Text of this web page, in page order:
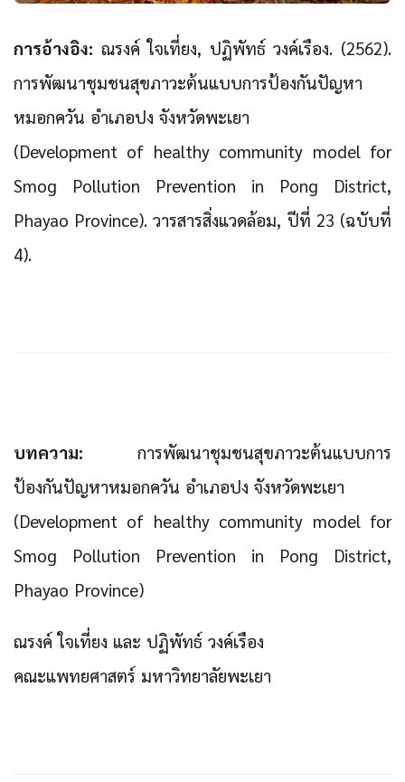
การอ้างอิง: ณรงค์ ใจเที่ยง, ปฏิพัทธ์ วงค์เรือง. (2562).
การพัฒนาชุมชนสุขภาวะต้นแบบการป้องกันปัญหา
หมอกควัน อำเภอปง จังหวัดพะเยา
(Development of healthy community model for
Smog Pollution Prevention in Pong District,
Phayao Province). วารสารสิ่งแวดล้อม, ปีที่ 23 (ฉบับที่
4).
บทความ:
การพัฒนาชุมชนสุขภาวะต้นแบบการ
ป้องกันปัญหาหมอกควัน อำเภอปง จังหวัดพะเยา
(Development of healthy community model for
Smog Pollution Prevention in Pong District,
Phayao Province)
ณรงค์ ใจเที่ยง และ ปฏิพัทธ์ วงค์เรือง
คณะแพทยศาสตร์ มหาวิทยาลัยพะเยา